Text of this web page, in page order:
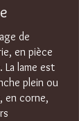
de
en pièce
lame est
plein ou
en corne,